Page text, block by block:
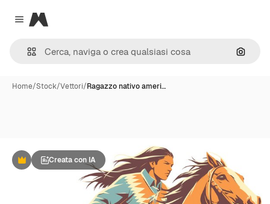
Close menu
Magnific
Cerca
Home/Stock/Vettori/Ragazzo nativo ameri…
PremiumCreata con IA